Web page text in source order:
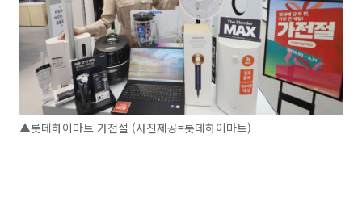
▲롯데하이마트 가전절 (사진제공=롯데하이마트)